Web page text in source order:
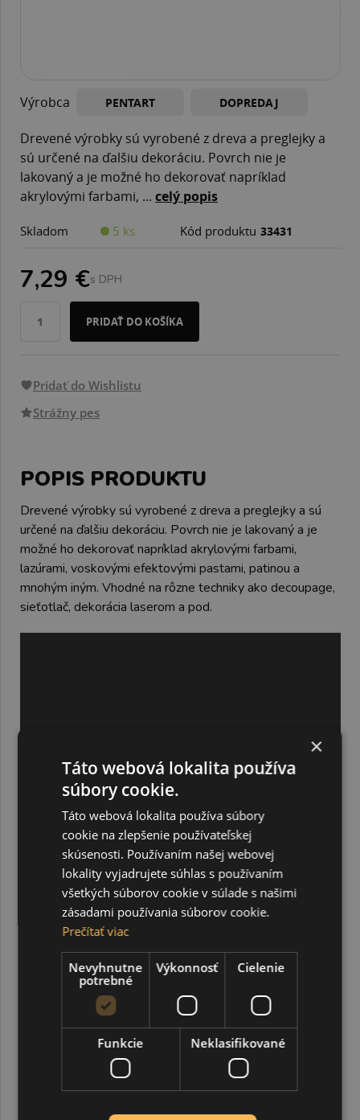
Výrobca PENTART DOPREDAJ
Drevené výrobky sú vyrobené z dreva a preglejky a
sú určené na ďalšiu dekoráciu. Povrch nie je
lakovaný a je možné ho dekorovať napríklad
akrylovými farbami, ... celý popis
Skladom 5 ks Kód produktu 33431
7,29 €s DPH
PRIDAŤ DO KOŠÍKA
Pridať do Wishlistu
Strážny pes
POPIS PRODUKTU
Drevené výrobky sú vyrobené z dreva a preglejky a sú
určené na ďalšiu dekoráciu. Povrch nie je lakovaný a je
možné ho dekorovať napríklad akrylovými farbami,
lazúrami, voskovými efektovými pastami, patinou a
mnohým iným. Vhodné na rôzne techniky ako decoupage,
sieťotlač, dekorácia laserom a pod.
SÚVISIACE PRODUKTY
×
Táto webová lokalita používa
súbory cookie.
Táto webová lokalita používa súbory
cookie na zlepšenie používateľskej
skúsenosti. Používaním našej webovej
lokality vyjadrujete súhlas s používaním
všetkých súborov cookie v súlade s našimi
zásadami používania súborov cookie.
Prečítať viac
Nevyhnutne
potrebné
Výkonnosť Cielenie
Funkcie Neklasifikované